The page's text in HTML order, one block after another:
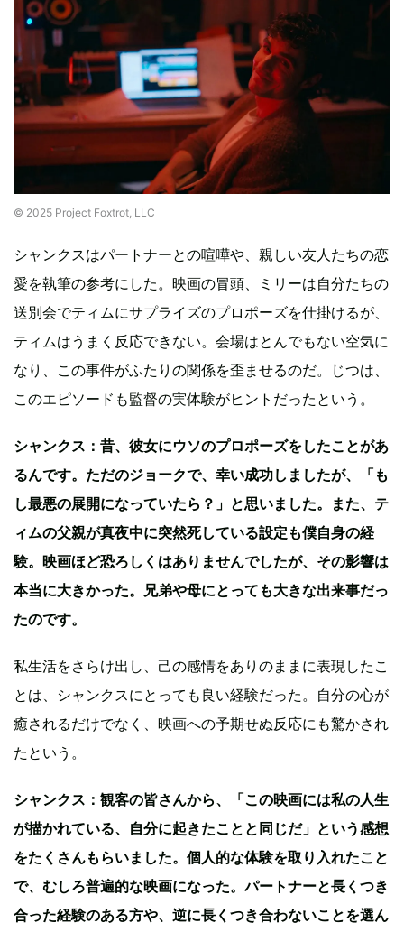
© 2025 Project Foxtrot, LLC
シャンクスはパートナーとの喧嘩や、親しい友人たちの恋
愛を執筆の参考にした。映画の冒頭、ミリーは自分たちの
送別会でティムにサプライズのプロポーズを仕掛けるが、
ティムはうまく反応できない。会場はとんでもない空気に
なり、この事件がふたりの関係を歪ませるのだ。じつは、
このエピソードも監督の実体験がヒントだったという。
シャンクス：昔、彼女にウソのプロポーズをしたことがあ
るんです。ただのジョークで、幸い成功しましたが、「も
し最悪の展開になっていたら？」と思いました。また、テ
ィムの父親が真夜中に突然死している設定も僕自身の経
験。映画ほど恐ろしくはありませんでしたが、その影響は
本当に大きかった。兄弟や母にとっても大きな出来事だっ
たのです。
私生活をさらけ出し、己の感情をありのままに表現したこ
とは、シャンクスにとっても良い経験だった。自分の心が
癒されるだけでなく、映画への予期せぬ反応にも驚かされ
たという。
シャンクス：観客の皆さんから、「この映画には私の人生
が描かれている、自分に起きたことと同じだ」という感想
をたくさんもらいました。個人的な体験を取り入れたこと
で、むしろ普遍的な映画になった。パートナーと長くつき
合った経験のある方や、逆に長くつき合わないことを選ん